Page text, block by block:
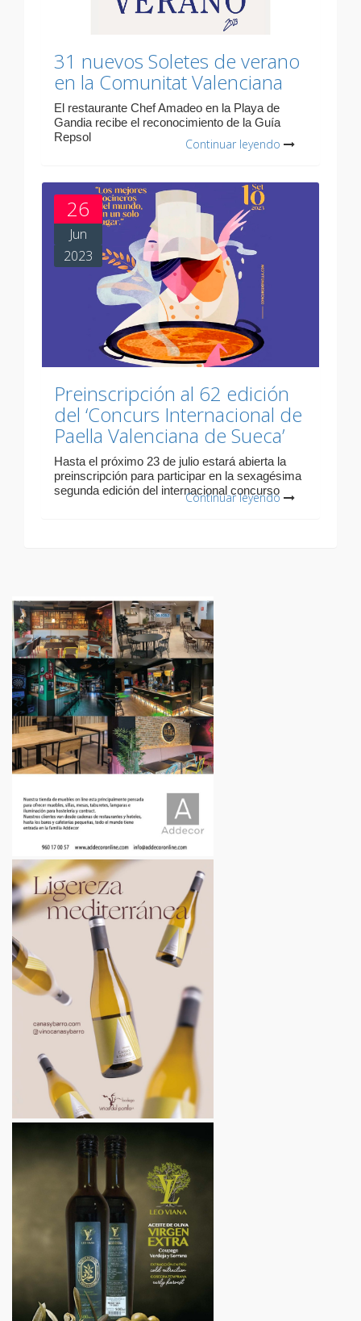
31 nuevos Soletes de verano
en la Comunitat Valenciana
El restaurante Chef Amadeo en la Playa de
Gandia recibe el reconocimiento de la Guía
Repsol
Continuar leyendo
26
Jun
2023
Preinscripción al 62 edición
del ‘Concurs Internacional de
Paella Valenciana de Sueca’
Hasta el próximo 23 de julio estará abierta la
preinscripción para participar en la sexagésima
segunda edición del internacional concurso
Continuar leyendo